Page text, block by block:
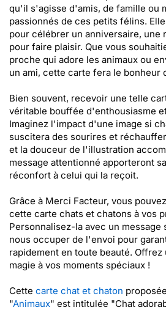
qu'il s'agisse d'amis, de famille ou
passionnés de ces petits félins.
pour célébrer un anniversaire, une
pour faire plaisir. Que vous
proche qui adore les animaux ou
un ami, cette carte fera le bonheur
Bien souvent, recevoir une telle
véritable bouffée d'enthousiasme
Imaginez l'impact d'une image si
suscitera des sourires et
et la douceur de l'illustration
message attentionné apporteront
réconfort à celui qui la reçoit.
Grâce à Merci Facteur, vous
cette carte chats et chatons à vos
Personnalisez-la avec un
nous occuper de l'envoi pour
rapidement en toute beauté.
magie à vos moments spéciaux !
Cette carte chat et chaton
"Animaux" est intitulée "Chat